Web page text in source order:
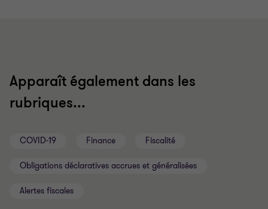
Apparaît également dans les
rubriques...
COVID-19 Finance Fiscalité
Obligations déclaratives accrues et généralisées
Alertes fiscales